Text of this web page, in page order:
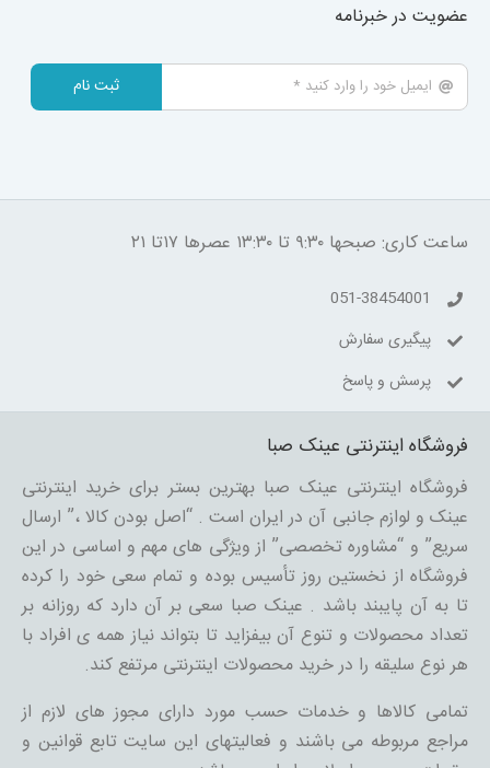
عضویت در خبرنامه
ثبت نام
ساعت کاری: صبحها ۹:۳۰ تا ۱۳:۳۰ عصرها ۱۷تا ۲۱
051-38454001
پیگیری سفارش
پرسش و پاسخ
فروشگاه اینترنتی عینک صبا
فروشگاه اینترنتی عینک صبا بهترین بستر برای خرید اینترنتی
عینک و لوازم جانبی آن در ایران است . “اصل بودن کالا ،” ارسال
سریع” و “مشاوره تخصصی” از ویژگی های مهم و اساسی در این
فروشگاه از نخستین روز تأسیس بوده و تمام سعی خود را کرده
تا به آن پایبند باشد . عینک صبا سعی بر آن دارد که روزانه بر
تعداد محصولات و تنوع آن بیفزاید تا بتواند نیاز همه ی افراد با
هر نوع سلیقه را در خرید محصولات اینترنتی مرتفع کند.
تمامی کالاها و خدمات حسب مورد دارای مجوز های لازم از
مراجع مربوطه می باشند و فعالیتهای این سایت تابع قوانین و